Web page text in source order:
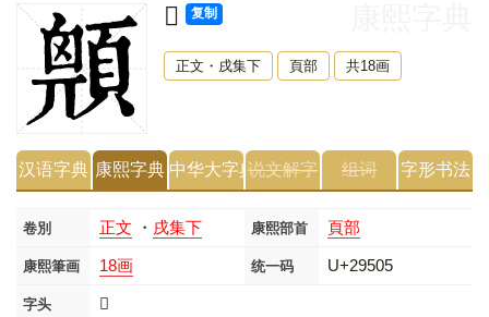
𩔅 复制
正文・戌集下 頁部 共18画
汉语字典 康熙字典 中华大字典说文解字 组词 字形书法
卷別 正文 ・ 戌集下 康熙部首 頁部
康熙筆画 18画 统一码 U+29505
字头 𩔅